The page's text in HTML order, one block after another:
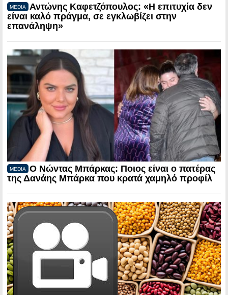
MEDIA
Αντώνης Καφετζόπουλος: «Η επιτυχία δεν
είναι καλό πράγμα, σε εγκλωβίζει στην
επανάληψη»
MEDIA
Ο Νώντας Μπάρκας: Ποιος είναι ο πατέρας
της Δανάης Μπάρκα που κρατά χαμηλό προφίλ